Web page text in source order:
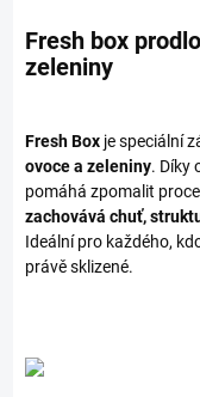
Fresh box
zeleniny
Fresh Box je speciální
ovoce a zeleniny. Díky
pomáhá zpomalit
zachovává chuť,
Ideální pro každého,
právě sklizené.